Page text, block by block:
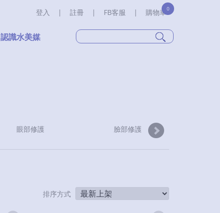
登入 | 註冊 | FB客服 | 0
購物車
認識水美媒
眼部修護 臉部修護
排序方式